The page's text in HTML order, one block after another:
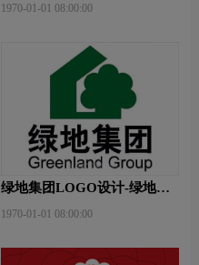
1970-01-01 08:00:00
绿地集团LOGO设计-绿地集
1970-01-01 08:00:00